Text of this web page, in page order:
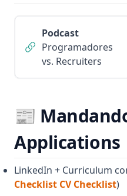
Podcast
Programadores
vs. Recruiters
📰
Applications
LinkedIn + Curriculum
Checklist(opens in a
CV Checklist)